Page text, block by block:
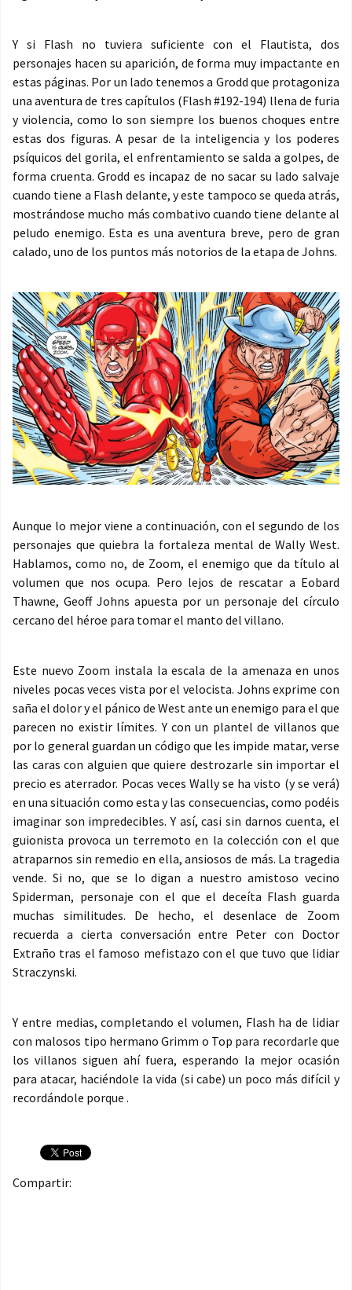
Y si Flash no tuviera suficiente con el Flautista, dos
personajes hacen su aparición, de forma muy impactante en
estas páginas. Por un lado tenemos a Grodd que protagoniza
una aventura de tres capítulos (Flash #192-194) llena de furia
y violencia, como lo son siempre los buenos choques entre
estas dos figuras. A pesar de la inteligencia y los poderes
psíquicos del gorila, el enfrentamiento se salda a golpes, de
forma cruenta. Grodd es incapaz de no sacar su lado salvaje
cuando tiene a Flash delante, y este tampoco se queda atrás,
mostrándose mucho más combativo cuando tiene delante al
peludo enemigo. Esta es una aventura breve, pero de gran
calado, uno de los puntos más notorios de la etapa de Johns.
Aunque lo mejor viene a continuación, con el segundo de los
personajes que quiebra la fortaleza mental de Wally West.
Hablamos, como no, de Zoom, el enemigo que da título al
volumen que nos ocupa. Pero lejos de rescatar a Eobard
Thawne, Geoff Johns apuesta por un personaje del círculo
cercano del héroe para tomar el manto del villano.
Este nuevo Zoom instala la escala de la amenaza en unos
niveles pocas veces vista por el velocista. Johns exprime con
saña el dolor y el pánico de West ante un enemigo para el que
parecen no existir límites. Y con un plantel de villanos que
por lo general guardan un código que les impide matar, verse
las caras con alguien que quiere destrozarle sin importar el
precio es aterrador. Pocas veces Wally se ha visto (y se verá)
en una situación como esta y las consecuencias, como podéis
imaginar son impredecibles. Y así, casi sin darnos cuenta, el
guionista provoca un terremoto en la colección con el que
atraparnos sin remedio en ella, ansiosos de más. La tragedia
vende. Si no, que se lo digan a nuestro amistoso vecino
Spiderman, personaje con el que el deceíta Flash guarda
muchas similitudes. De hecho, el desenlace de Zoom
recuerda a cierta conversación entre Peter con Doctor
Extraño tras el famoso mefistazo con el que tuvo que lidiar
Straczynski.
Y entre medias, completando el volumen, Flash ha de lidiar
con malosos tipo hermano Grimm o Top para recordarle que
los villanos siguen ahí fuera, esperando la mejor ocasión
para atacar, haciéndole la vida (si cabe) un poco más difícil y
recordándole porque .
Compartir: